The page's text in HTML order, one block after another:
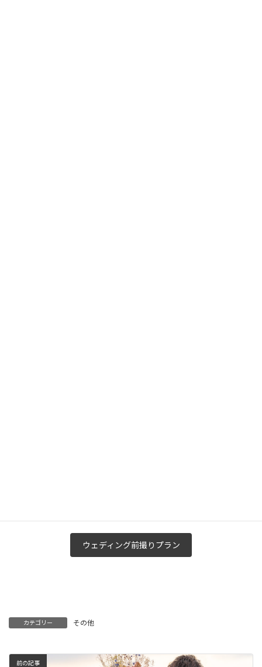
ウェディング前撮りプラン
カテゴリー その他
前の記事